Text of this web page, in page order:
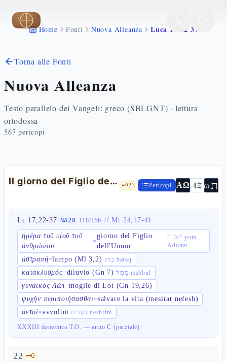
Vai al contenuto principale
Home Fonti Nuova Alleanza Luca 17 22 37
Torna alle Fonti
Nuova Alleanza
Testo parallelo dei Vangeli: greco (SBLGNT) · lettura
ortodossa
567 pericopi
Il giorno del Figlio dell'Uomo — Lc 17,22-37 🗝️23 Pericopi ΑΩ AZωת
Lc 17,22-37· NA28· 110/156·//Mt 24,17-41
ἡμέρα τοῦ υἱοῦ τοῦ
ἀνθρώπου
=
giorno del Figlio
dell'Uomo
יוֹם ה' yom
Adonai
ἀστραπή=lampo (Ml 3,2) בָּרָק baraq
κατακλυσμός=diluvio (Gn 7) מַבּוּל mabbul
γυναικὸς Λώτ=moglie di Lot (Gn 19,26)
ψυχὴν περιποιήσασθαι=salvare la vita (mesirat nefesh)
ἀετοί=avvoltoi נְשָׁרִים neshrim
XXXIII domenica T.O. — anno C (parziale)
22 🗝️2